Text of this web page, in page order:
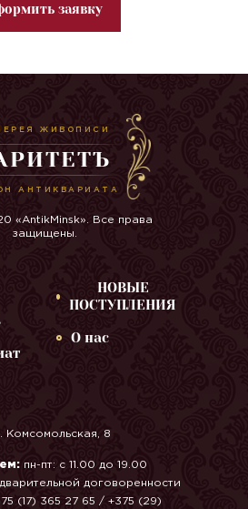
заявку
ЖИВОПИСИ
АНТИКВАРИАТА
«AntikMinsk». Все права
защищены.
НОВЫЕ
ПОСТУПЛЕНИЯ
О нас
Комсомольская, 8
пн-пт: с 11.00 до 19.00
договоренности
(17) 365 27 65 / +375 (29)